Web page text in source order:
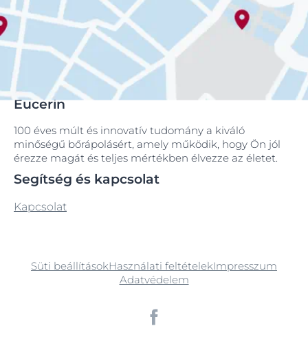
Eucerin
100 éves múlt és innovatív tudomány a kiváló
minőségű bőrápolásért, amely működik, hogy Ön jól
érezze magát és teljes mértékben élvezze az életet.
Segítség és kapcsolat
Kapcsolat
Süti beállításokHasználati feltételekImpresszum
Adatvédelem